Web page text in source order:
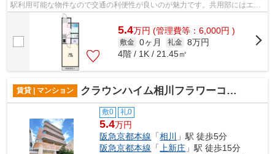
駅利用可能な物件なので交通の利便性が良いのが魅力です。共用部にはエレ
ベータ・敷地内ごみ置き場などが備わ...
5.4万円 (管理費等：6,000円 )
敷金 0ヶ月 礼金 8万円
4階 / 1K / 21.45㎡
賃貸 | マンション クラウンハイム相川フラワーコート
敷0 礼0
5.4万円
阪急京都本線 「相川
」駅 徒歩5分
阪急京都本線 「上新庄 」駅 徒歩15分